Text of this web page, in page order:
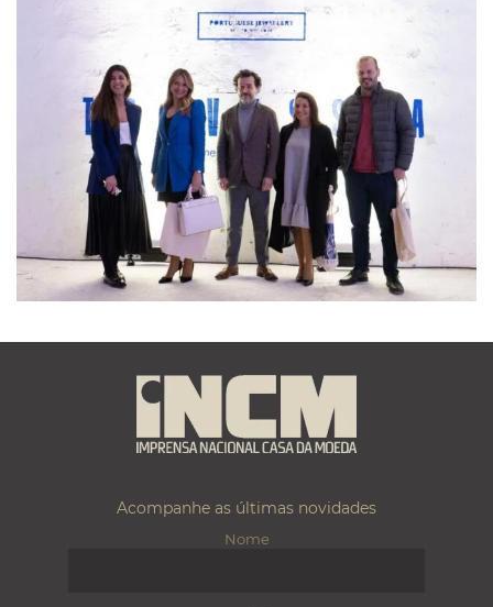
Acompanhe as últimas novidades
Nome